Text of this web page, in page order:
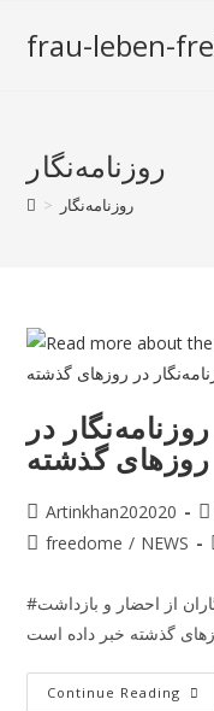
frau-leben-
روزنامه‌نگار
> روزنامه‌نگار
در
روزهای گذشته
Artinkhan202020
freedome / NEWS
#فدارسیون_بین‌المللی_روزنامه‌نگاران از احضار و بازداشت
گذشته خبر داده است
Continue Reading